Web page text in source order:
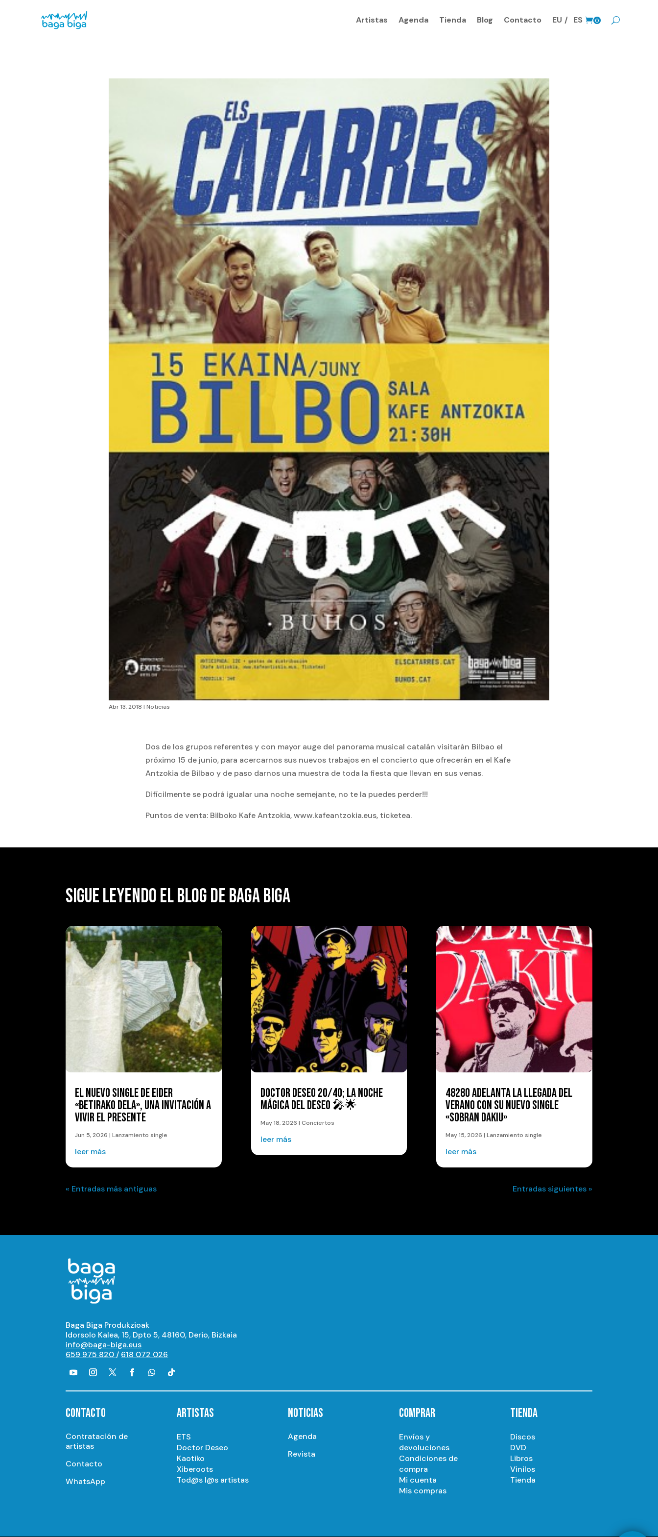
Artistas Agenda Tienda Blog Contacto EU ES
0
Abr 13, 2018 | Noticias
Dos de los grupos referentes y con mayor auge del panorama musical catalán visitarán Bilbao el
próximo 15 de junio, para acercarnos sus nuevos trabajos en el concierto que ofrecerán en el Kafe
Antzokia de Bilbao y de paso darnos una muestra de toda la fiesta que llevan en sus venas.
Difícilmente se podrá igualar una noche semejante, no te la puedes perder!!!
Puntos de venta: Bilboko Kafe Antzokia, www.kafeantzokia.eus, ticketea.
SIGUE LEYENDO EL BLOG DE BAGA BIGA
EL NUEVO SINGLE DE EIDER
«BETIRAKO DELA», UNA INVITACIÓN A
VIVIR EL PRESENTE
Jun 5, 2026 |Lanzamiento single
leer más
DOCTOR DESEO 20/40; LA NOCHE
MÁGICA DEL DESEO 🎤🌟
May 18, 2026 | Conciertos
leer más
48280 ADELANTA LA LLEGADA DEL
VERANO CON SU NUEVO SINGLE
«SOBRAN DAKIU»
May 15, 2026 | Lanzamiento single
leer más
« Entradas más antiguas Entradas siguientes »
Baga Biga Produkzioak
Idorsolo Kalea, 15, Dpto 5, 48160, Derio, Bizkaia
info@baga-biga.eus
659 975 820 / 618 072 026
CONTACTO
Contratación de
artistas
Contacto
WhatsApp
ARTISTAS
ETS
Doctor Deseo
Kaotiko
Xiberoots
Tod@s l@s artistas
NOTICIAS
Agenda
Revista
COMPRAR
Envíos y
devoluciones
Condiciones de
compra
Mi cuenta
Mis compras
TIENDA
Discos
DVD
Libros
Vinilos
Tienda